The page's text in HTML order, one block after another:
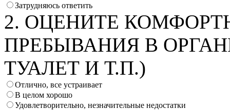
Затрудняюсь ответить
2. ОЦЕНИТЕ
ПРЕБЫВАНИЯ В
ТУАЛЕТ И Т.П.)
Отлично, все устраивает
В целом хорошо
Удовлетворительно, незначительные недостатки